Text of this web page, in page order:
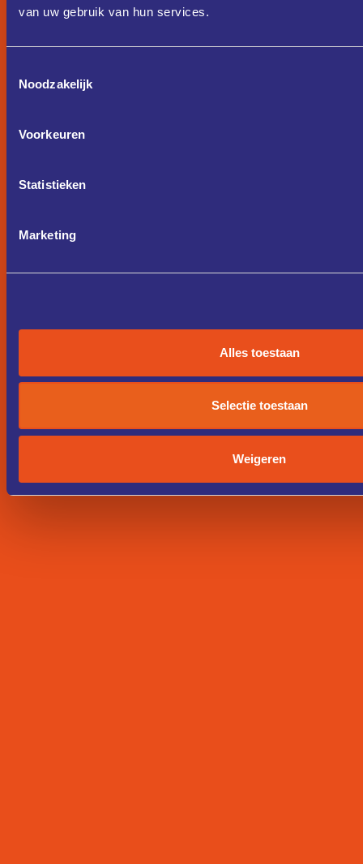
van uw gebruik van hun services.
Noodzakelijk
Voorkeuren
Statistieken
Marketing
Alles toestaan
Selectie toestaan
Weigeren